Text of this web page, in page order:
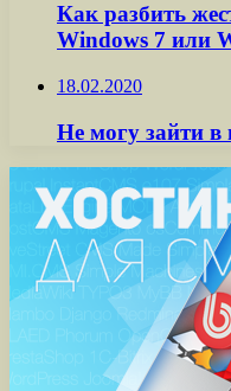
Как разбить
Windows 7 или
18.02.2020
Не могу зайти в